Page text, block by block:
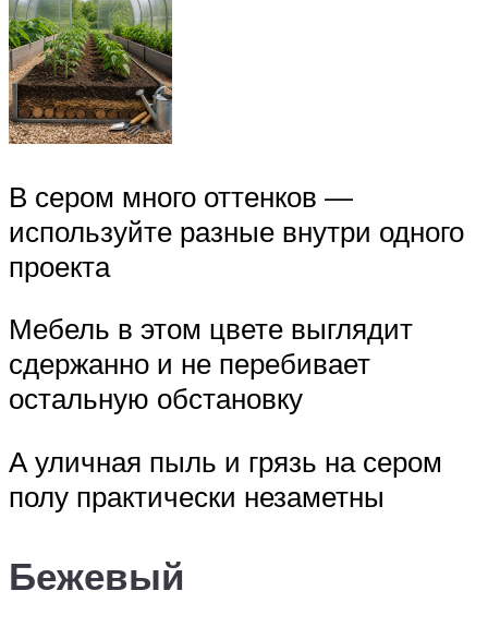
В сером много оттенков —
используйте разные внутри одного
проекта
Мебель в этом цвете выглядит
сдержанно и не перебивает
остальную обстановку
А уличная пыль и грязь на сером
полу практически незаметны
Бежевый